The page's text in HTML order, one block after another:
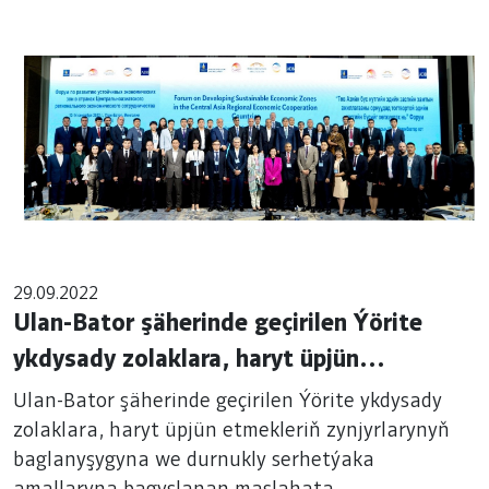
29.09.2022
Ulan-Bator şäherinde geçirilen Ýörite
ykdysady zolaklara, haryt üpjün
etmekleriň zynjyrlarynyň baglanyşygyna
we durnukly serhetýaka amallaryna
bagyşlanan maslahata Türkmenistanyň
Ulan-Bator şäherinde geçirilen Ýörite ykdysady
zolaklara, haryt üpjün etmekleriň zynjyrlarynyň
baglanyşygyna we durnukly serhetýaka